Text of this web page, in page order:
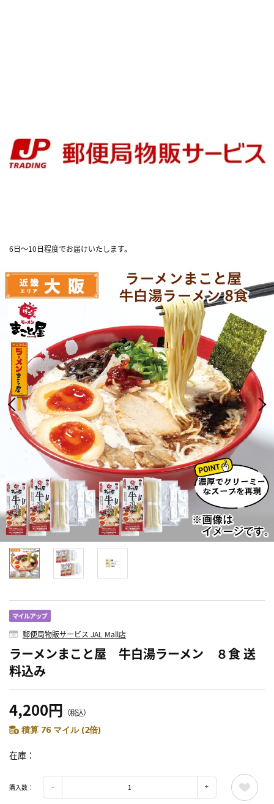
6日～10日程度でお届けいたします。
郵便局物販サービス JAL Mall店
ラーメンまこと屋 牛白湯ラーメン ８食 送
料込み
4,200円 （税込）
積算 76 マイル (2倍)
在庫
購入数：